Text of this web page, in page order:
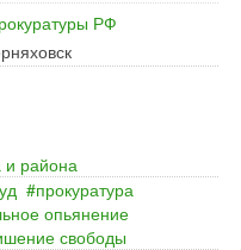
РФ
и района
прокуратура
опьянение
свободы